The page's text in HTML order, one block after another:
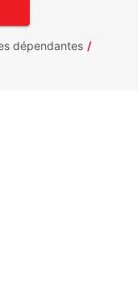
dépendantes